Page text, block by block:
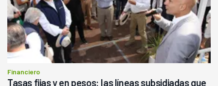
Financiero
Tasas fijas y en pesos: las líneas subsidiadas que